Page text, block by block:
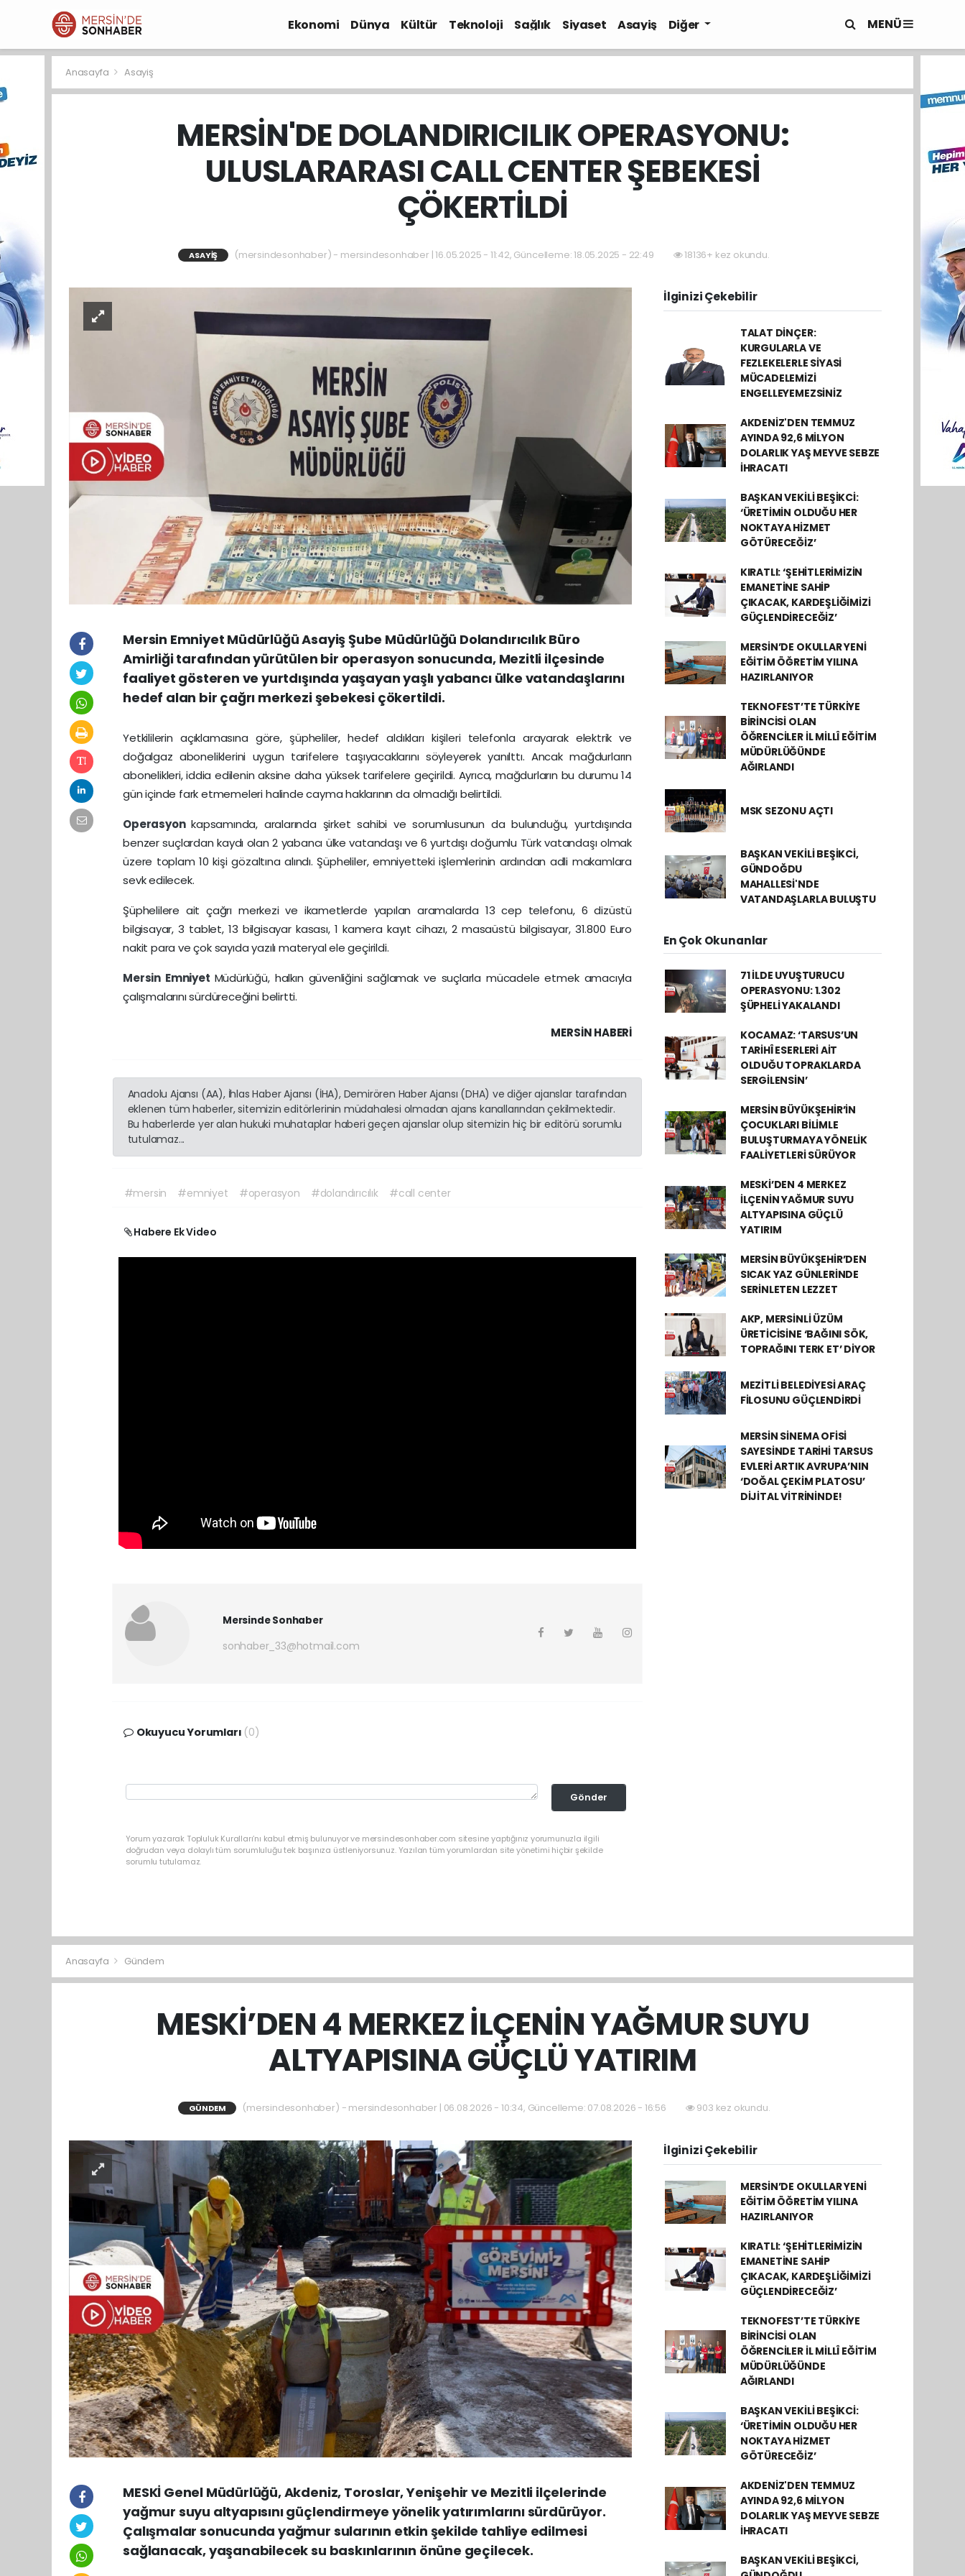
Ekonomi Dünya Kültür Teknoloji Sağlık Siyaset Asayiş Diğer MENÜ
Anasayfa Asayiş
MERSİN'DE DOLANDIRICILIK OPERASYONU:
ULUSLARARASI CALL CENTER ŞEBEKESİ
ÇÖKERTİLDİ
ASAYIŞ (mersindesonhaber) - mersindesonhaber | 16.05.2025 - 11:42, Güncelleme: 18.05.2025 - 22:49 18136+ kez okundu.
Mersin Emniyet Müdürlüğü Asayiş Şube Müdürlüğü Dolandırıcılık Büro
Amirliği tarafından yürütülen bir operasyon sonucunda, Mezitli ilçesinde
faaliyet gösteren ve yurtdışında yaşayan yaşlı yabancı ülke vatandaşlarını
hedef alan bir çağrı merkezi şebekesi çökertildi.
Yetkililerin açıklamasına göre, şüpheliler, hedef aldıkları kişileri telefonla arayarak elektrik ve
doğalgaz aboneliklerini uygun tarifelere taşıyacaklarını söyleyerek yanılttı. Ancak mağdurların
abonelikleri, iddia edilenin aksine daha yüksek tarifelere geçirildi. Ayrıca, mağdurların bu durumu 14
gün içinde fark etmemeleri halinde cayma haklarının da olmadığı belirtildi.
Operasyonkapsamında, aralarında şirket sahibi ve sorumlusunun da bulunduğu, yurtdışında
benzer suçlardan kaydı olan 2 yabancı ülke vatandaşı ve 6 yurtdışı doğumlu Türk vatandaşı olmak
üzere toplam 10 kişi gözaltına alındı. Şüpheliler, emniyetteki işlemlerinin ardından adli makamlara
sevk edilecek.
Şüphelilere ait çağrı merkezi ve ikametlerde yapılan aramalarda 13 cep telefonu, 6 dizüstü
bilgisayar, 3 tablet, 13 bilgisayar kasası, 1 kamera kayıt cihazı, 2 masaüstü bilgisayar, 31.800 Euro
nakit para ve çok sayıda yazılı materyal ele geçirildi.
Mersin Emniyet Müdürlüğü, halkın güvenliğini sağlamak ve suçlarla mücadele etmek amacıyla
çalışmalarını sürdüreceğini belirtti.
MERSIN HABERİ
Anadolu Ajansı (AA), İhlas Haber Ajansı (İHA), Demirören Haber Ajansı (DHA) ve diğer ajanslar tarafından
eklenen tüm haberler, sitemizin editörlerinin müdahalesi olmadan ajans kanallarından çekilmektedir.
Bu haberlerde yer alan hukuki muhataplar haberi geçen ajanslar olup sitemizin hiç bir editörü sorumlu
tutulamaz...
#mersin #emniyet #operasyon #dolandırıcılık #call center
Habere Ek Video
Mersinde Sonhaber
sonhaber_33@hotmail.com
Okuyucu Yorumları (0)
Gönder
Yorum yazarak Topluluk Kuralları’nı kabul etmiş bulunuyor ve mersindesonhaber.com sitesine yaptığınız yorumunuzla ilgili
doğrudan veya dolaylı tüm sorumluluğu tek başınıza üstleniyorsunuz. Yazılan tüm yorumlardan site yönetimi hiçbir şekilde
sorumlu tutulamaz.
İlginizi Çekebilir
TALAT DİNÇER:
KURGULARLA VE
FEZLEKELERLE SİYASİ
MÜCADELEMİZİ
ENGELLEYEMEZSİNİZ
AKDENİZ'DEN TEMMUZ
AYINDA 92,6 MİLYON
DOLARLIK YAŞ MEYVE SEBZE
İHRACATI
BAŞKAN VEKİLİ BEŞİKCİ:
‘ÜRETİMİN OLDUĞU HER
NOKTAYA HİZMET
GÖTÜRECEĞİZ’
KIRATLI: ‘ŞEHİTLERİMİZİN
EMANETİNE SAHİP
ÇIKACAK, KARDEŞLİĞİMİZİ
GÜÇLENDİRECEĞİZ’
MERSİN’DE OKULLAR YENİ
EĞİTİM ÖĞRETİM YILINA
HAZIRLANIYOR
TEKNOFEST’TE TÜRKİYE
BİRİNCİSİ OLAN
ÖĞRENCİLER İL MİLLÎ EĞİTİM
MÜDÜRLÜĞÜNDE
AĞIRLANDI
MSK SEZONU AÇTI
BAŞKAN VEKİLİ BEŞİKCİ,
GÜNDOĞDU
MAHALLESİ'NDE
VATANDAŞLARLA BULUŞTU
En Çok Okunanlar
71 İLDE UYUŞTURUCU
OPERASYONU: 1.302
ŞÜPHELİ YAKALANDI
KOCAMAZ: ‘TARSUS’UN
TARİHÎ ESERLERİ AİT
OLDUĞU TOPRAKLARDA
SERGİLENSİN’
MERSİN BÜYÜKŞEHİR’İN
ÇOCUKLARI BİLİMLE
BULUŞTURMAYA YÖNELİK
FAALİYETLERİ SÜRÜYOR
MESKİ’DEN 4 MERKEZ
İLÇENİN YAĞMUR SUYU
ALTYAPISINA GÜÇLÜ
YATIRIM
MERSİN BÜYÜKŞEHİR’DEN
SICAK YAZ GÜNLERİNDE
SERİNLETEN LEZZET
AKP, MERSİNLİ ÜZÜM
ÜRETİCİSİNE ‘BAĞINI SÖK,
TOPRAĞINI TERK ET’ DİYOR
MEZİTLİ BELEDİYESİ ARAÇ
FİLOSUNU GÜÇLENDİRDİ
MERSİN SİNEMA OFİSİ
SAYESİNDE TARİHİ TARSUS
EVLERİ ARTIK AVRUPA’NIN
‘DOĞAL ÇEKİM PLATOSU’
DİJİTAL VİTRİNİNDE!
Anasayfa Gündem
MESKİ’DEN 4 MERKEZ İLÇENİN YAĞMUR SUYU
ALTYAPISINA GÜÇLÜ YATIRIM
GÜNDEM (mersindesonhaber) - mersindesonhaber | 06.08.2026 - 10:34, Güncelleme: 07.08.2026 - 16:56 903 kez okundu.
MESKİ Genel Müdürlüğü, Akdeniz, Toroslar, Yenişehir ve Mezitli ilçelerinde
yağmur suyu altyapısını güçlendirmeye yönelik yatırımlarını sürdürüyor.
Çalışmalar sonucunda yağmur sularının etkin şekilde tahliye edilmesi
sağlanacak, yaşanabilecek su baskınlarının önüne geçilecek.
İlginizi Çekebilir
MERSİN’DE OKULLAR YENİ
EĞİTİM ÖĞRETİM YILINA
HAZIRLANIYOR
KIRATLI: ‘ŞEHİTLERİMİZİN
EMANETİNE SAHİP
ÇIKACAK, KARDEŞLİĞİMİZİ
GÜÇLENDİRECEĞİZ’
TEKNOFEST’TE TÜRKİYE
BİRİNCİSİ OLAN
ÖĞRENCİLER İL MİLLÎ EĞİTİM
MÜDÜRLÜĞÜNDE
AĞIRLANDI
BAŞKAN VEKİLİ BEŞİKCİ:
‘ÜRETİMİN OLDUĞU HER
NOKTAYA HİZMET
GÖTÜRECEĞİZ’
AKDENİZ'DEN TEMMUZ
AYINDA 92,6 MİLYON
DOLARLIK YAŞ MEYVE SEBZE
İHRACATI
BAŞKAN VEKİLİ BEŞİKCİ,